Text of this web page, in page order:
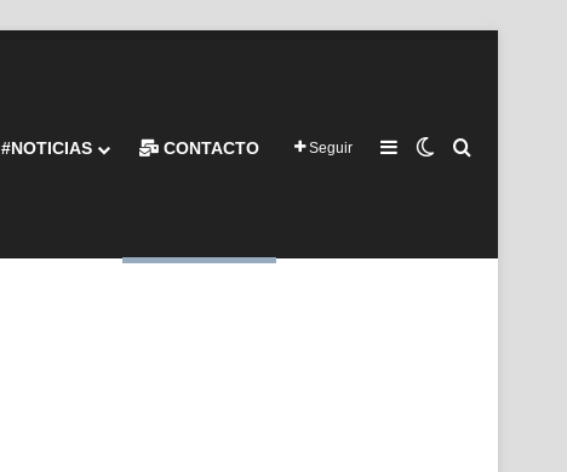
#NOTICIAS CONTACTO Seguir Barra lateral
Switch skin